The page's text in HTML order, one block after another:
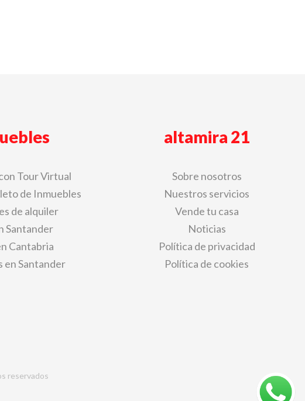
Tour Virtual
de Inmuebles
de alquiler
Santander
Cantabria
en Santander
altamira 21
Sobre nosotros
Nuestros servicios
Vende tu casa
Noticias
Política de privacidad
Política de cookies
reservados